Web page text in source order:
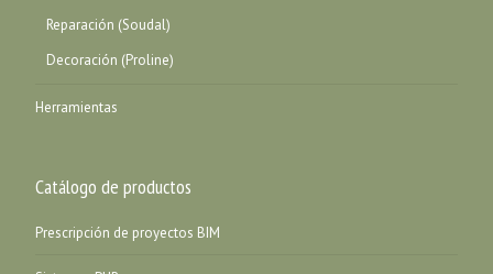
Reparación (Soudal)
Decoración (Proline)
Herramientas
Catálogo de productos
Prescripción de proyectos BIM